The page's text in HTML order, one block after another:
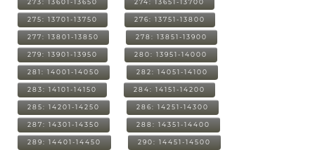
273: 13601-13650 274: 13651-13700
275: 13701-13750 276: 13751-13800
277: 13801-13850 278: 13851-13900
279: 13901-13950 280: 13951-14000
281: 14001-14050 282: 14051-14100
283: 14101-14150 284: 14151-14200
285: 14201-14250 286: 14251-14300
287: 14301-14350 288: 14351-14400
289: 14401-14450 290: 14451-14500